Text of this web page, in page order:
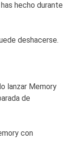
hecho durante
deshacerse.
lanzar Memory
de
con